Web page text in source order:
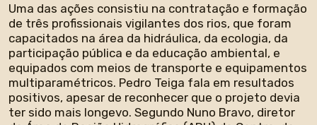
Uma das ações consistiu na contratação e formação
de três profissionais vigilantes dos rios, que foram
capacitados na área da hidráulica, da ecologia, da
participação pública e da educação ambiental, e
equipados com meios de transporte e equipamentos
multiparamétricos. Pedro Teiga fala em resultados
positivos, apesar de reconhecer que o projeto devia
ter sido mais longevo. Segundo Nuno Bravo, diretor